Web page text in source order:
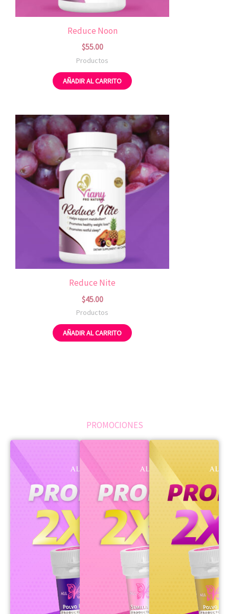
Reduce Noon
$55.00
Productos
AÑADIR AL CARRITO
Reduce Nite
$45.00
Productos
AÑADIR AL CARRITO
PROMOCIONES